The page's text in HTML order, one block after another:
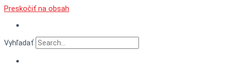
Preskočiť na obsah
Vyhľadať